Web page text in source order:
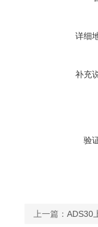
详细
补充
验
上一篇： ADS30